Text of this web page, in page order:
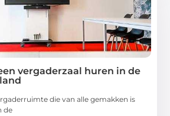
vergaderzaal huren in de
die van alle gemakken is
de